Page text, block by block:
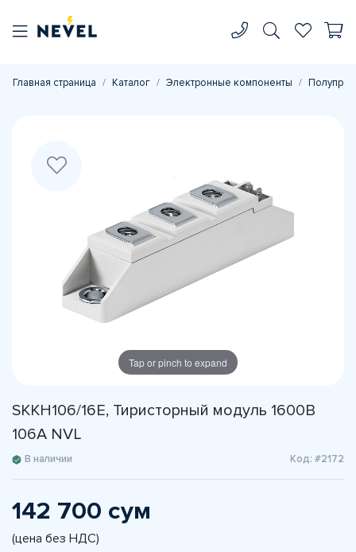
Главная страница Каталог Электронные компоненты
Tap or pinch to expand
SKKH106/16E, Тиристорный модуль 1600В
106А NVL
В наличии Код: #2172
142 700 сум
(цена без НДС)